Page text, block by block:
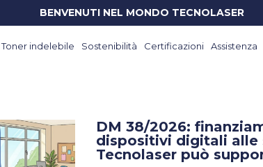
BENVENUTI NEL MONDO TECNOLASER
Toner indelebile Sostenibilità Certificazioni Assistenza
DM 38/2026:
dispositivi digitali alle
Tecnolaser può